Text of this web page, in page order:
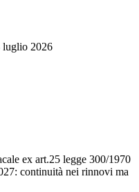
luglio 2026
ex art.25 legge 300/1970
continuità nei rinnovi ma